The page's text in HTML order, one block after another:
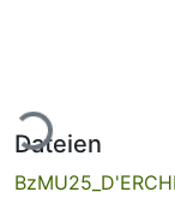
Dateien